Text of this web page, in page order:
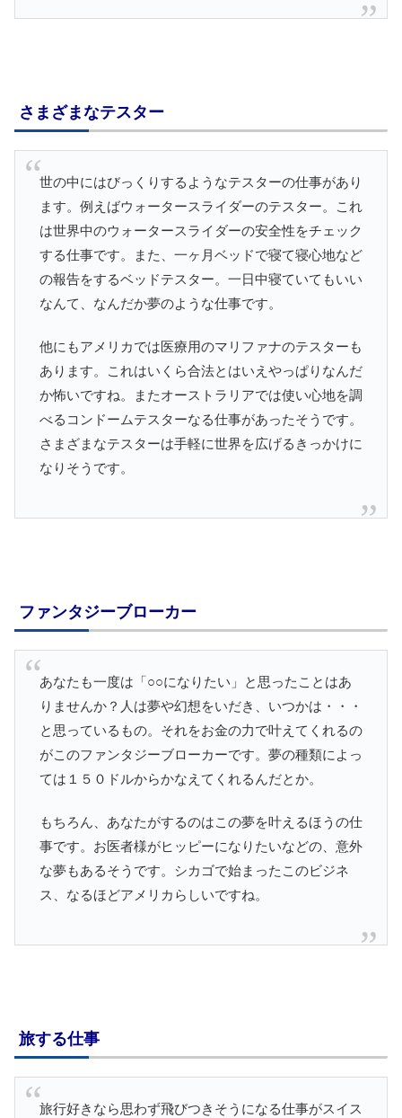
さまざまなテスター
世の中にはびっくりするようなテスターの仕事があり
ます。例えばウォータースライダーのテスター。これ
は世界中のウォータースライダーの安全性をチェック
する仕事です。また、一ヶ月ベッドで寝て寝心地など
の報告をするベッドテスター。一日中寝ていてもいい
なんて、なんだか夢のような仕事です。
他にもアメリカでは医療用のマリファナのテスターも
あります。これはいくら合法とはいえやっぱりなんだ
か怖いですね。またオーストラリアでは使い心地を調
べるコンドームテスターなる仕事があったそうです。
さまざまなテスターは手軽に世界を広げるきっかけに
なりそうです。
ファンタジーブローカー
あなたも一度は「○○になりたい」と思ったことはあ
りませんか？人は夢や幻想をいだき、いつかは・・・
と思っているもの。それをお金の力で叶えてくれるの
がこのファンタジーブローカーです。夢の種類によっ
ては１５０ドルからかなえてくれるんだとか。
もちろん、あなたがするのはこの夢を叶えるほうの仕
事です。お医者様がヒッピーになりたいなどの、意外
な夢もあるそうです。シカゴで始まったこのビジネ
ス、なるほどアメリカらしいですね。
旅する仕事
旅行好きなら思わず飛びつきそうになる仕事がスイス